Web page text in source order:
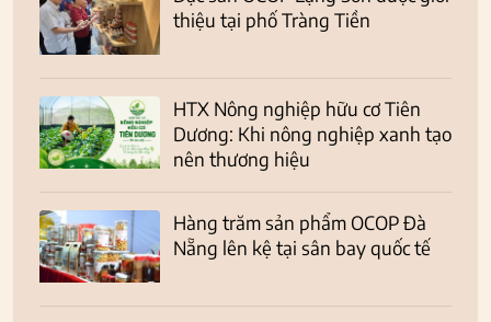
thiệu tại phố Tràng Tiền
HTX Nông nghiệp hữu cơ Tiên
Dương: Khi nông nghiệp xanh tạo
nên thương hiệu
Hàng trăm sản phẩm OCOP Đà
Nẵng lên kệ tại sân bay quốc tế